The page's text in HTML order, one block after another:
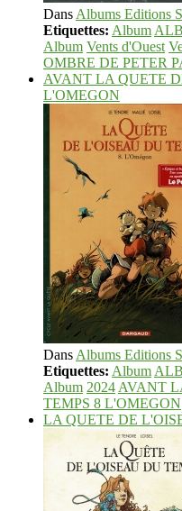
Dans Albums Editions
Etiquettes: Album
Album Vents d'Ouest
OMBRE DE PETER
AVANT LA QUETE
L'OMEGON
Dans Albums Editions
Etiquettes: Album
Album 2024 AVANT
TEMPS 8 L'OMEGON
LA QUETE DE